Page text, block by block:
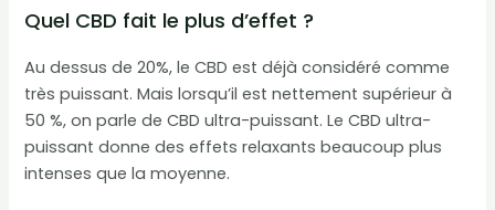
Quel CBD fait le plus d’effet ?
Au dessus de 20%, le CBD est déjà considéré comme
très puissant. Mais lorsqu’il est nettement supérieur à
50 %, on parle de CBD ultra-puissant. Le CBD ultra-
puissant donne des effets relaxants beaucoup plus
intenses que la moyenne.